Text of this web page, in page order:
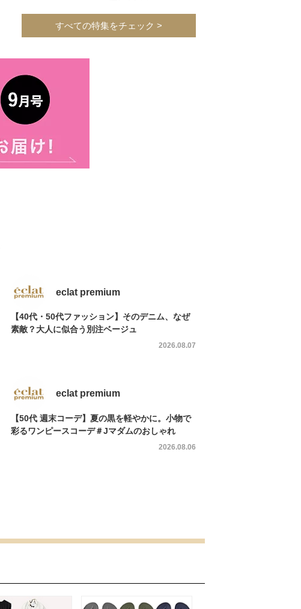
すべての特集をチェック >
eclat premium
【40代・50代ファッション】そのデニム、なぜ
素敵？大人に似合う別注ベージュ
2026.08.07
eclat premium
【50代 週末コーデ】夏の黒を軽やかに。小物で
彩るワンピースコーデ＃Jマダムのおしゃれ
2026.08.06